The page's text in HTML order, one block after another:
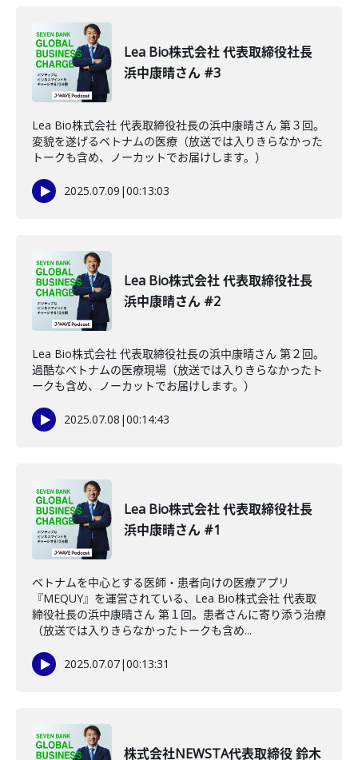
Lea Bio株式会社 代表取締役社長
浜中康晴さん #3
Lea Bio株式会社 代表取締役社長の浜中康晴さん 第３回。
変貌を遂げるベトナムの医療（放送では入りきらなかった
トークも含め、ノーカットでお届けします。）
2025.07.09 |00:13:03
Lea Bio株式会社 代表取締役社長
浜中康晴さん #2
Lea Bio株式会社 代表取締役社長の浜中康晴さん 第２回。
過酷なベトナムの医療現場（放送では入りきらなかったト
ークも含め、ノーカットでお届けします。）
2025.07.08 |00:14:43
Lea Bio株式会社 代表取締役社長
浜中康晴さん #1
ベトナムを中心とする医師・患者向けの医療アプリ
『MEQUY』を運営されている、Lea Bio株式会社 代表取
締役社長の浜中康晴さん 第１回。患者さんに寄り添う治療
（放送では入りきらなかったトークも含め...
2025.07.07|00:13:31
株式会社NEWSTA代表取締役 鈴木